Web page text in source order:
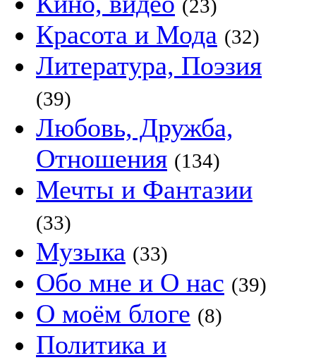
(23)
Красота и Мода (32)
Литература, Поэзия
(39)
Любовь, Дружба,
Отношения (134)
Мечты и Фантазии
(33)
Музыка (33)
Обо мне и О нас (39)
О моём блоге (8)
Политика и